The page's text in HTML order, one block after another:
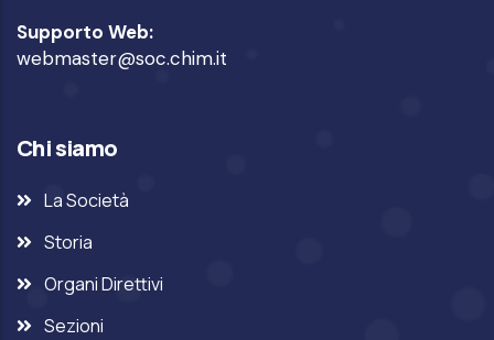
Supporto Web:
webmaster@soc.chim.it
Chi siamo
La Società
Storia
Organi Direttivi
Sezioni